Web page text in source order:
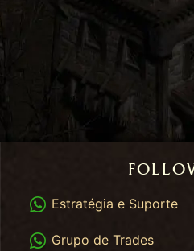
WhatsApp
Estratégia e Suporte
WhatsApp Trades
Grupo de Trades